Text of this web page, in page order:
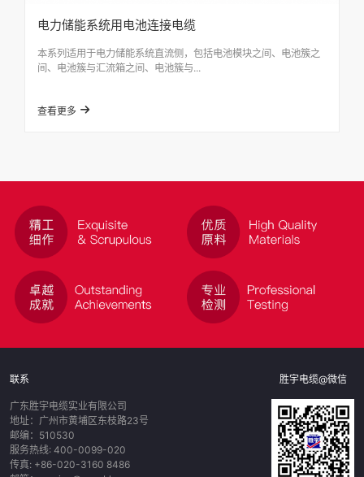
电力储能系统用电池连接电缆
本系列适用于电力储能系统直流侧，包括电池模块之间、电池簇之
间、电池簇与汇流箱之间、电池簇与...
查看更多
联系
广东胜宇电缆实业有限公司
地址：广州市黄埔区东枝路23号
邮编：510530
服务热线: 400-0099-020
传真: +86-020-3160 8486
胜宇电缆@微信